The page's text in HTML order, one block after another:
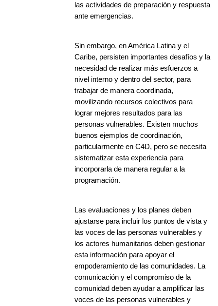
las actividades de preparación y respuesta
ante emergencias.
Sin embargo, en América Latina y el
Caribe, persisten importantes desafíos y la
necesidad de realizar más esfuerzos a
nivel interno y dentro del sector, para
trabajar de manera coordinada,
movilizando recursos colectivos para
lograr mejores resultados para las
personas vulnerables. Existen muchos
buenos ejemplos de coordinación,
particularmente en C4D, pero se necesita
sistematizar esta experiencia para
incorporarla de manera regular a la
programación.
Las evaluaciones y los planes deben
ajustarse para incluir los puntos de vista y
las voces de las personas vulnerables y
los actores humanitarios deben gestionar
esta información para apoyar el
empoderamiento de las comunidades. La
comunicación y el compromiso de la
comunidad deben ayudar a amplificar las
voces de las personas vulnerables y